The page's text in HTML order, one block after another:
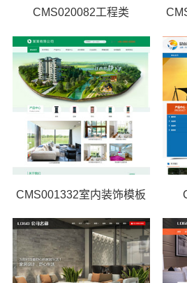
CMS020082工程类
CMS001332室内装饰模板